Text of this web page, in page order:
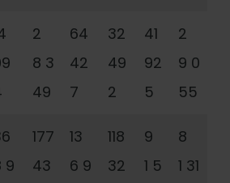
2
8 3
49
64
42
7
32
49
2
41
92
5
2
9 0
55
9
177
43
13
6 9
118
32
9
1 5
8
1 31